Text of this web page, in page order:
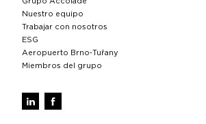
Nuestro equipo
Trabajar con nosotros
ESG
Aeropuerto Brno‑Tuřany
Miembros del grupo